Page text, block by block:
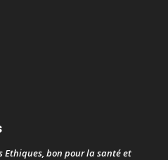
Ethiques, bon pour la santé et